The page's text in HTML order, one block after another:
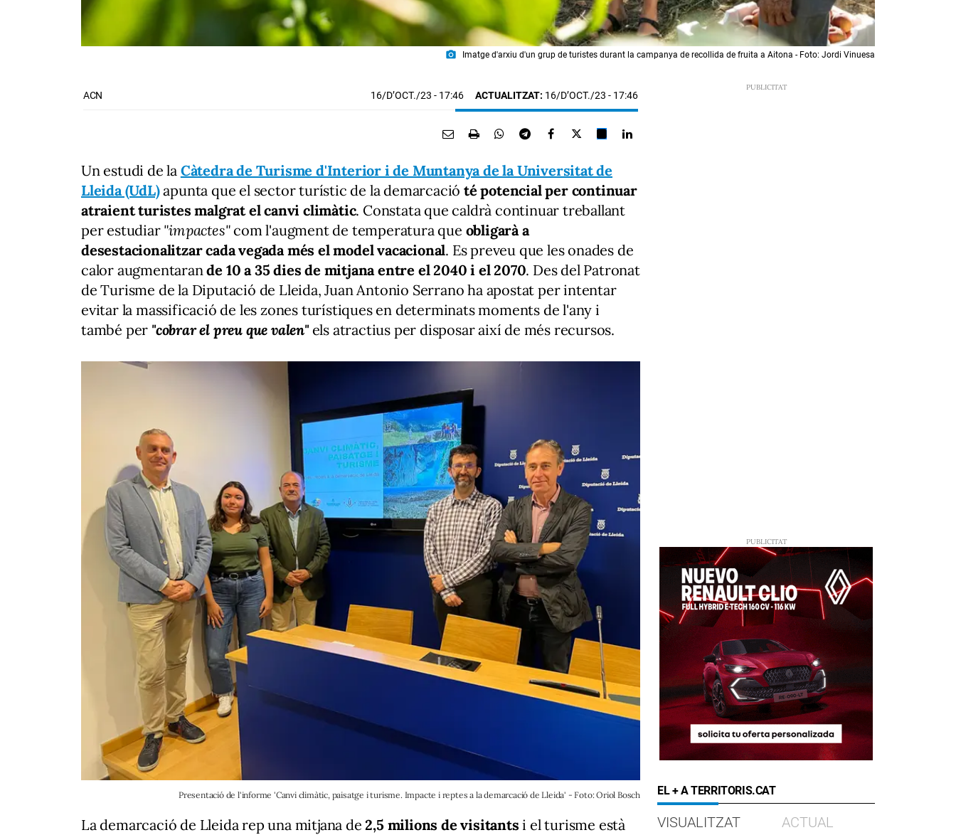
photo_camera Imatge d'arxiu d'un grup de turistes durant la campanya de recollida de fruita a Aitona - Foto: Jordi Vinuesa
ACN 16/D’OCT./23 - 17:46 ACTUALITZAT: 16/D’OCT./23 - 17:46
Un estudi de la Càtedra de Turisme d'Interior i de Muntanya de la Universitat de
Lleida (UdL)apunta que el sector turístic de la demarcacióté potencial per continuar
atraient turistes malgrat el canvi climàtic. Constata que caldrà continuar treballant
per estudiar "impactes"com l'augment de temperatura que obligarà a
desestacionalitzar cada vegada més el model vacacional. Es preveu que les onades de
calor augmentarande 10 a 35 dies de mitjana entre el 2040 i el 2070. Des del Patronat
de Turisme de la Diputació de Lleida, Juan Antonio Serrano ha apostat per intentar
evitar la massificació de les zones turístiques en determinats moments de l'any i
també per "cobrar el preu que valen"els atractius per disposar així de més recursos.
Presentació de l'informe 'Canvi climàtic, paisatge i turisme. Impacte i reptes a la demarcació de Lleida' - Foto: Oriol Bosch
La demarcació de Lleida rep una mitjana de2,5 milions de visitants i el turisme està
EL + A TERRITORIS.CAT
VISUALITZAT ACTUAL